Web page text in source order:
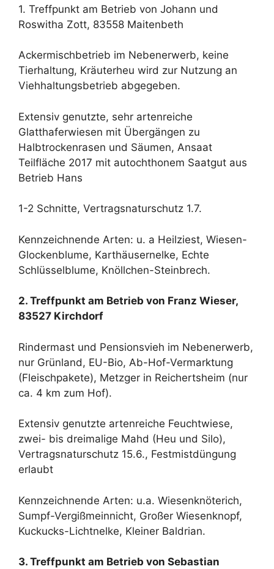
1. Treffpunkt am Betrieb von Johann und
Roswitha Zott, 83558 Maitenbeth
Ackermischbetrieb im Nebenerwerb, keine
Tierhaltung, Kräuterheu wird zur Nutzung an
Viehhaltungsbetrieb abgegeben.
Extensiv genutzte, sehr artenreiche
Glatthaferwiesen mit Übergängen zu
Halbtrockenrasen und Säumen, Ansaat
Teilfläche 2017 mit autochthonem Saatgut aus
Betrieb Hans
1-2 Schnitte, Vertragsnaturschutz 1.7.
Kennzeichnende Arten: u. a Heilziest, Wiesen-
Glockenblume, Karthäusernelke, Echte
Schlüsselblume, Knöllchen-Steinbrech.
2. Treffpunkt am Betrieb von Franz Wieser,
83527 Kirchdorf
Rindermast und Pensionsvieh im Nebenerwerb,
nur Grünland, EU-Bio, Ab-Hof-Vermarktung
(Fleischpakete), Metzger in Reichertsheim (nur
ca. 4 km zum Hof).
Extensiv genutzte artenreiche Feuchtwiese,
zwei- bis dreimalige Mahd (Heu und Silo),
Vertragsnaturschutz 15.6., Festmistdüngung
erlaubt
Kennzeichnende Arten: u.a. Wiesenknöterich,
Sumpf-Vergißmeinnicht, Großer Wiesenknopf,
Kuckucks-Lichtnelke, Kleiner Baldrian.
3. Treffpunkt am Betrieb von Sebastian